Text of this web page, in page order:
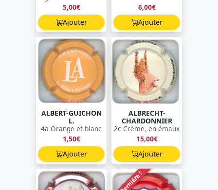
5,00€
Ajouter
6,00€
Ajouter
ALBERT-GUICHON
L.
4a Orange et blanc
1,50€
Ajouter
ALBRECHT-
CHARDONNIER
2c Crème, en émaux
15,00€
Ajouter
Dernière !